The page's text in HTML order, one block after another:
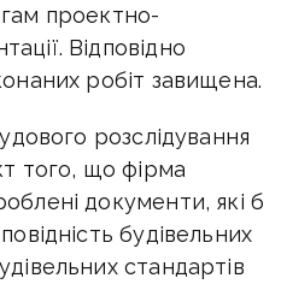
проектно-
Відповідно
робіт завищена.
розслідування
того, що фірма
документи, які б
будівельних
стандартів